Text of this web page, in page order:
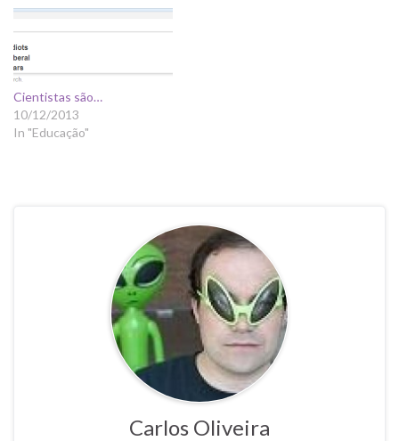
Cientistas são…
10/12/2013
In "Educação"
Carlos Oliveira